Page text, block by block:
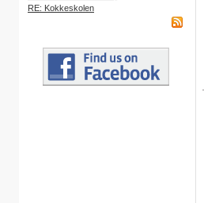
RE: Kokkeskolen